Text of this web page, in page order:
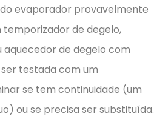
evaporador provavelmente
de degelo,
de degelo com
testada com um
se tem continuidade (um
ou se precisa ser substituída.